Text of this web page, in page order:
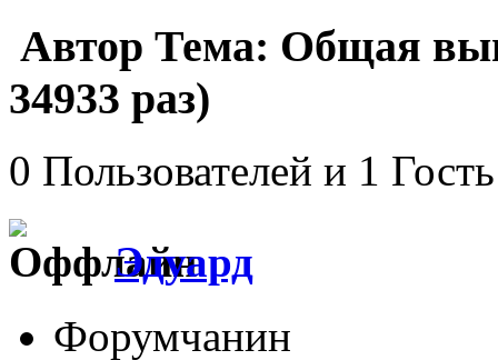
Автор Тема: Общая
34933 раз)
0 Пользователей и 1
Эдуард
Форумчанин